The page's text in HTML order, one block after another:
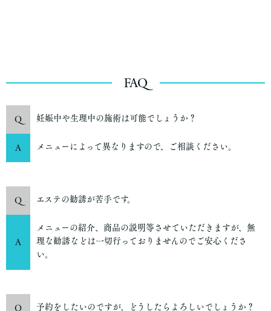
FAQ
Q 妊娠中や生理中の施術は可能でしょうか？
A メニューによって異なりますので、ご相談ください。
Q エステの勧誘が苦手です。
A
メニューの紹介、商品の説明等させていただきますが、無
理な勧誘などは一切行っておりませんのでご安心くださ
い。
Q 予約をしたいのですが、どうしたらよろしいでしょうか？